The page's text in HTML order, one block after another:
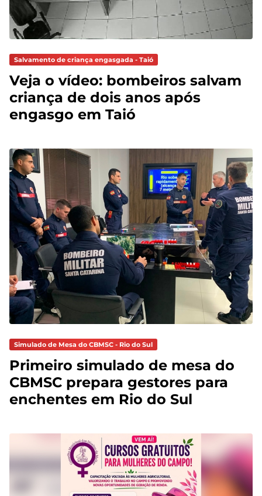
Salvamento de criança engasgada - Taió
Veja o vídeo: bombeiros salvam
criança de dois anos após
engasgo em Taió
Simulado de Mesa do CBMSC - Rio do Sul
Primeiro simulado de mesa do
CBMSC prepara gestores para
enchentes em Rio do Sul